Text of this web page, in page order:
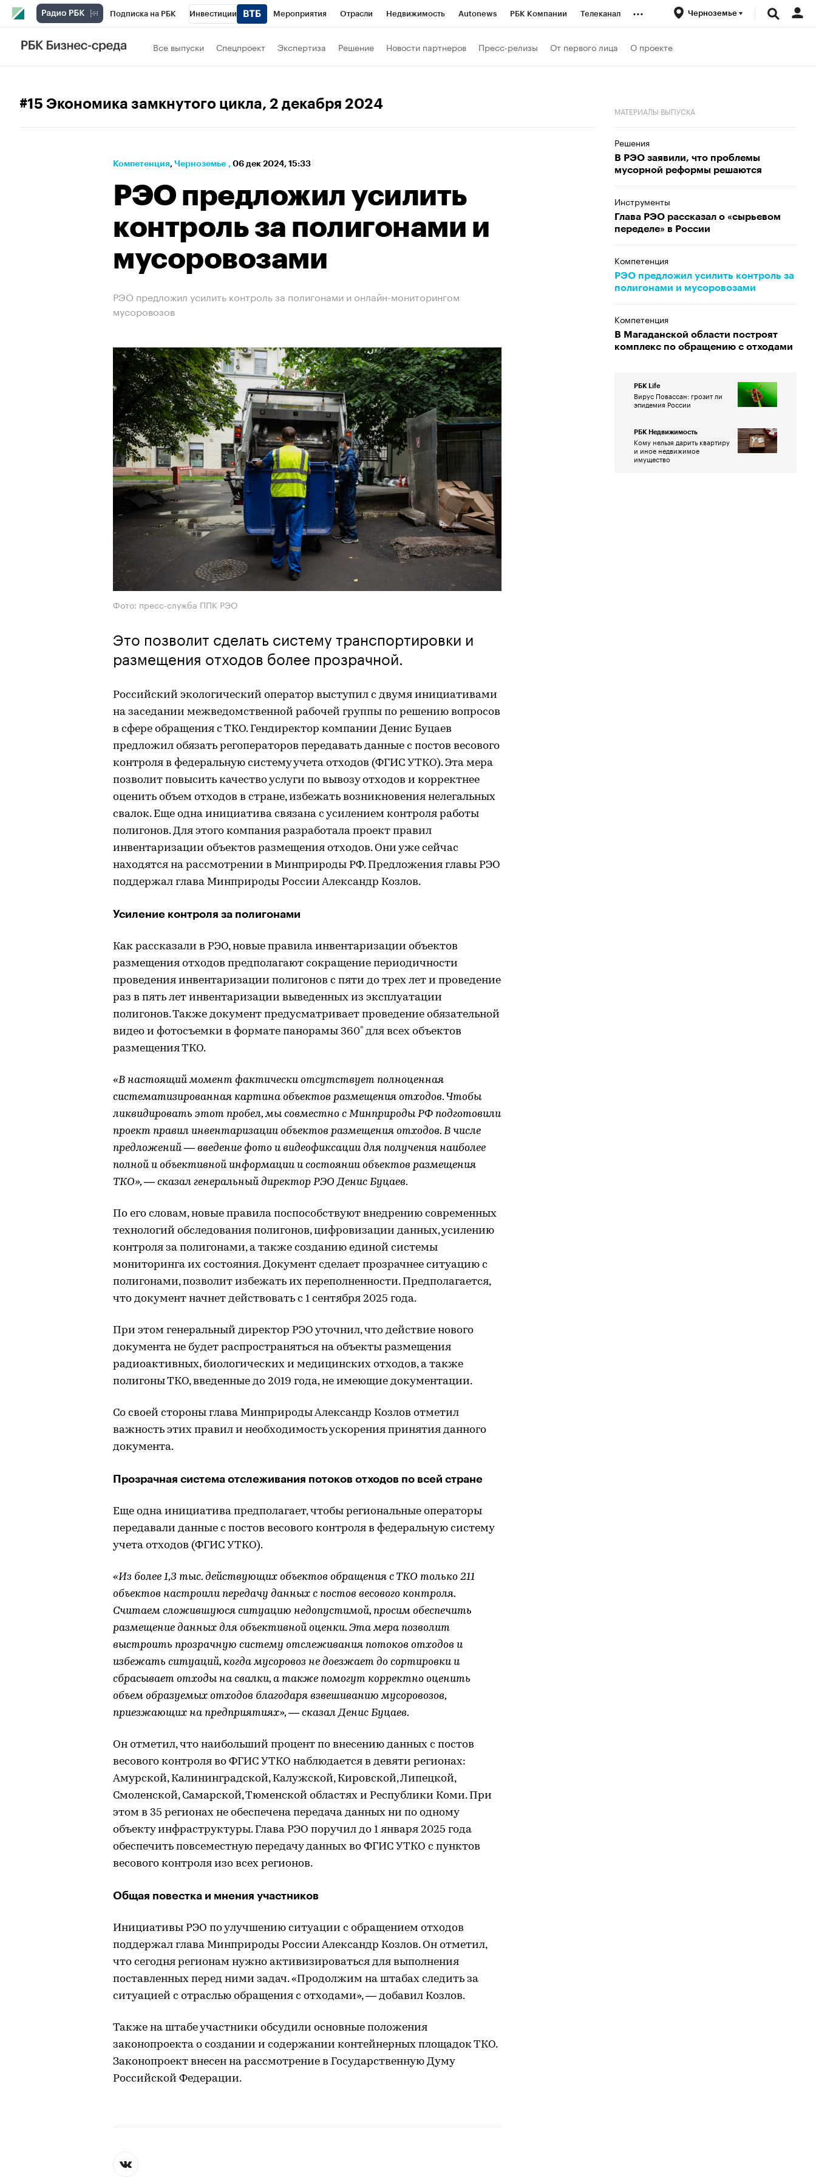
Подписка на РБК Инвестиции Мероприятия Отрасли Недвижимость Autonews РБК Компании Телеканал
РБК Вино
Спецпроекты СПб
... Черноземье
Все выпуски Спецпроект Экспертиза Решение Новости партнеров Пресс-релизы От первого лица О проекте
#15 Экономика замкнутого цикла, 2 декабря 2024
Компетенция⁠, Черноземье , 06 дек 2024, 15:33
РЭО предложил усилить
контроль за полигонами и
мусоровозами
РЭО предложил усилить контроль за полигонами и онлайн-мониторингом
мусоровозов
Фото: пресс-служба ППК РЭО
Это позволит сделать систему транспортировки и
размещения отходов более прозрачной.
Российский экологический оператор выступил с двумя инициативами
на заседании межведомственной рабочей группы по решению вопросов
в сфере обращения с ТКО. Гендиректор компании Денис Буцаев
предложил обязать регоператоров передавать данные с постов весового
контроля в федеральную систему учета отходов (ФГИС УТКО). Эта мера
позволит повысить качество услуги по вывозу отходов и корректнее
оценить объем отходов в стране, избежать возникновения нелегальных
свалок. Еще одна инициатива связана с усилением контроля работы
полигонов. Для этого компания разработала проект правил
инвентаризации объектов размещения отходов. Они уже сейчас
находятся на рассмотрении в Минприроды РФ. Предложения главы РЭО
поддержал глава Минприроды России Александр Козлов.
Усиление контроля за полигонами
Как рассказали в РЭО, новые правила инвентаризации объектов
размещения отходов предполагают сокращение периодичности
проведения инвентаризации полигонов с пяти до трех лет и проведение
раз в пять лет инвентаризации выведенных из эксплуатации
полигонов. Также документ предусматривает проведение обязательной
видео и фотосъемки в формате панорамы 360º для всех объектов
размещения ТКО.
«В настоящий момент фактически отсутствует полноценная
систематизированная картина объектов размещения отходов. Чтобы
ликвидировать этот пробел, мы совместно с Минприроды РФ подготовили
проект правил инвентаризации объектов размещения отходов. В числе
предложений — введение фото и видеофиксации для получения наиболее
полной и объективной информации и состоянии объектов размещения
ТКО», — сказал генеральный директор РЭО Денис Буцаев.
По его словам, новые правила поспособствуют внедрению современных
технологий обследования полигонов, цифровизации данных, усилению
контроля за полигонами, а также созданию единой системы
мониторинга их состояния. Документ сделает прозрачнее ситуацию с
полигонами, позволит избежать их переполненности. Предполагается,
что документ начнет действовать с 1 сентября 2025 года.
При этом генеральный директор РЭО уточнил, что действие нового
документа не будет распространяться на объекты размещения
радиоактивных, биологических и медицинских отходов, а также
полигоны ТКО, введенные до 2019 года, не имеющие документации.
Со своей стороны глава Минприроды Александр Козлов отметил
важность этих правил и необходимость ускорения принятия данного
документа.
Прозрачная система отслеживания потоков отходов по всей стране
Еще одна инициатива предполагает, чтобы региональные операторы
передавали данные с постов весового контроля в федеральную систему
учета отходов (ФГИС УТКО).
«Из более 1,3 тыс. действующих объектов обращения с ТКО только 211
объектов настроили передачу данных с постов весового контроля.
Считаем сложившуюся ситуацию недопустимой, просим обеспечить
размещение данных для объективной оценки. Эта мера позволит
выстроить прозрачную систему отслеживания потоков отходов и
избежать ситуаций, когда мусоровоз не доезжает до сортировки и
сбрасывает отходы на свалки, а также помогут корректно оценить
объем образуемых отходов благодаря взвешиванию мусоровозов,
приезжающих на предприятиях», — сказал Денис Буцаев.
Он отметил, что наибольший процент по внесению данных с постов
весового контроля во ФГИС УТКО наблюдается в девяти регионах:
Амурской, Калининградской, Калужской, Кировской, Липецкой,
Смоленской, Самарской, Тюменской областях и Республики Коми. При
этом в 35 регионах не обеспечена передача данных ни по одному
объекту инфраструктуры. Глава РЭО поручил до 1 января 2025 года
обеспечить повсеместную передачу данных во ФГИС УТКО с пунктов
весового контроля изо всех регионов.
Общая повестка и мнения участников
Инициативы РЭО по улучшению ситуации с обращением отходов
поддержал глава Минприроды России Александр Козлов. Он отметил,
что сегодня регионам нужно активизироваться для выполнения
поставленных перед ними задач. «Продолжим на штабах следить за
ситуацией с отраслью обращения с отходами», — добавил Козлов.
Также на штабе участники обсудили основные положения
законопроекта о создании и содержании контейнерных площадок ТКО.
Законопроект внесен на рассмотрение в Государственную Думу
Российской Федерации.
МАТЕРИАЛЫ ВЫПУСКА
Решения
В РЭО заявили, что проблемы
мусорной реформы решаются
Инструменты
Глава РЭО рассказал о «сырьевом
переделе» в России
Компетенция
РЭО предложил усилить контроль за
полигонами и мусоровозами
Компетенция
В Магаданской области построят
комплекс по обращению с отходами
РБК Life
Вирус Повассан: грозит ли
эпидемия России
РБК Недвижимость
Кому нельзя дарить квартиру
и иное недвижимое
имущество